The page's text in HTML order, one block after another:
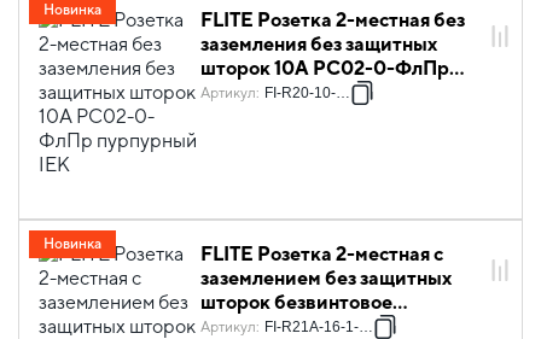
FLITE Розетка 2-местная без
заземления без защитных
шторок 10А РС02-0-ФлПр
пурпурный IEK
Артикул: FI-R20-10-K99
Новинка
FLITE Розетка 2-местная с
заземлением без защитных
шторок безвинтовое
крепление 16А РС12-1-А-
Артикул: FI-R21A-16-1-K99
Новинка